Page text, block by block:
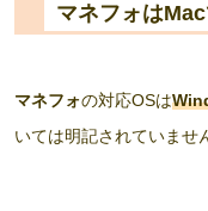
マネフォは
マネフォの対応OSは
いては明記されていませ